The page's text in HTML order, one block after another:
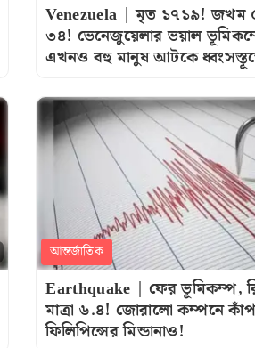
Venezuela | মৃত ১৭১৯! জখম
৩৪! ভেনেজুয়েলার ভয়াল
এখনও বহু মানুষ আটকে
আন্তর্জাতিক
Earthquake | ফের ভূমিকম্প,
মাত্রা ৬.৪! জোরালো কম্পনে
ফিলিপিন্সের মিন্ডানাও!